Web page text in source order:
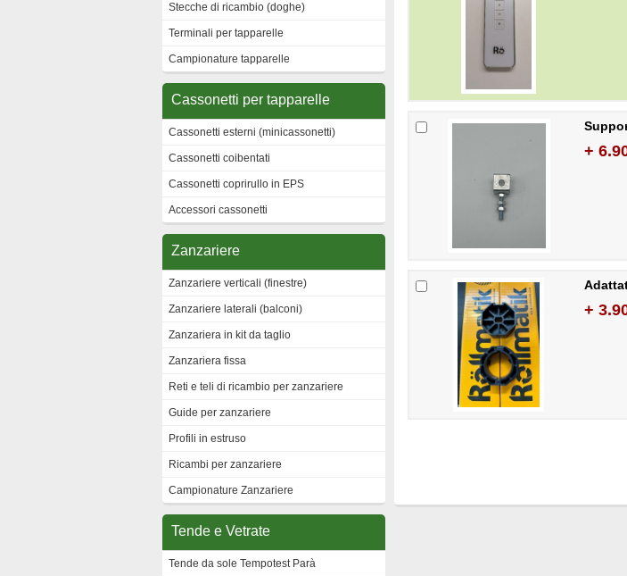
Stecche di ricambio (doghe)
Terminali per tapparelle
Campionature tapparelle
Cassonetti per tapparelle
Cassonetti esterni (minicassonetti)
Cassonetti coibentati
Cassonetti coprirullo in EPS
Accessori cassonetti
Zanzariere
Zanzariere verticali (finestre)
Zanzariere laterali (balconi)
Zanzariera in kit da taglio
Zanzariera fissa
Reti e teli di ricambio per zanzariere
Guide per zanzariere
Profili in estruso
Ricambi per zanzariere
Campionature Zanzariere
Tende e Vetrate
Tende da sole Tempotest Parà
+
+